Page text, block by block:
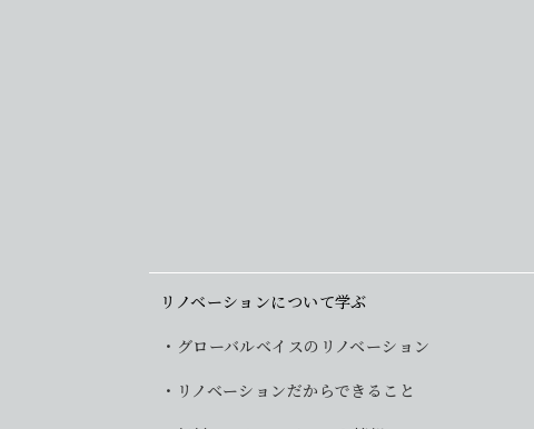
リノベーションについて学ぶ
グローバルベイスのリノベーション
リノベーションだからできること